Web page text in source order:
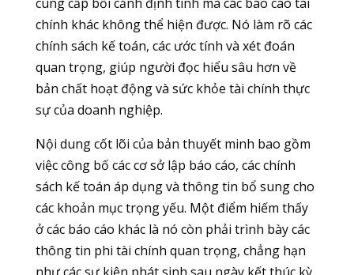
chính khác không thể hiện được. Nó làm rõ các
chính sách kế toán, các ước tính và xét đoán
quan trọng, giúp người đọc hiểu sâu hơn về
bản chất hoạt động và sức khỏe tài chính thực
sự của doanh nghiệp.
Nội dung cốt lõi của bản thuyết minh bao gồm
việc công bố các cơ sở lập báo cáo, các chính
sách kế toán áp dụng và thông tin bổ sung cho
các khoản mục trọng yếu. Một điểm hiếm thấy
ở các báo cáo khác là nó còn phải trình bày các
thông tin phi tài chính quan trọng, chẳng hạn